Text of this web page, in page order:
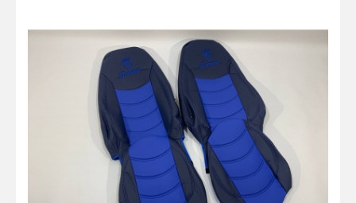
Дорожная кухня
Автохимия и уход
Оптика и светотехника
Брызговики
Запчасти кузова и зеркала
Малый коммерческий транспорт